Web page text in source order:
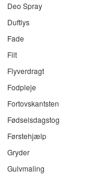
Deo Spray
Duftlys
Fade
Filt
Flyverdragt
Fodpleje
Fortovskantsten
Fødselsdagstog
Førstehjælp
Gryder
Gulvmaling